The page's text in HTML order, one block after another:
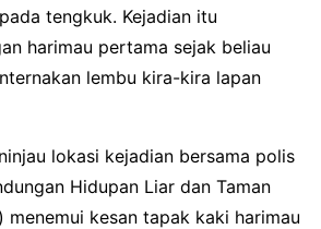
tengkuk. Kejadian itu
harimau pertama sejak beliau
lembu kira-kira lapan
lokasi kejadian bersama polis
Hidupan Liar dan Taman
menemui kesan tapak kaki harimau